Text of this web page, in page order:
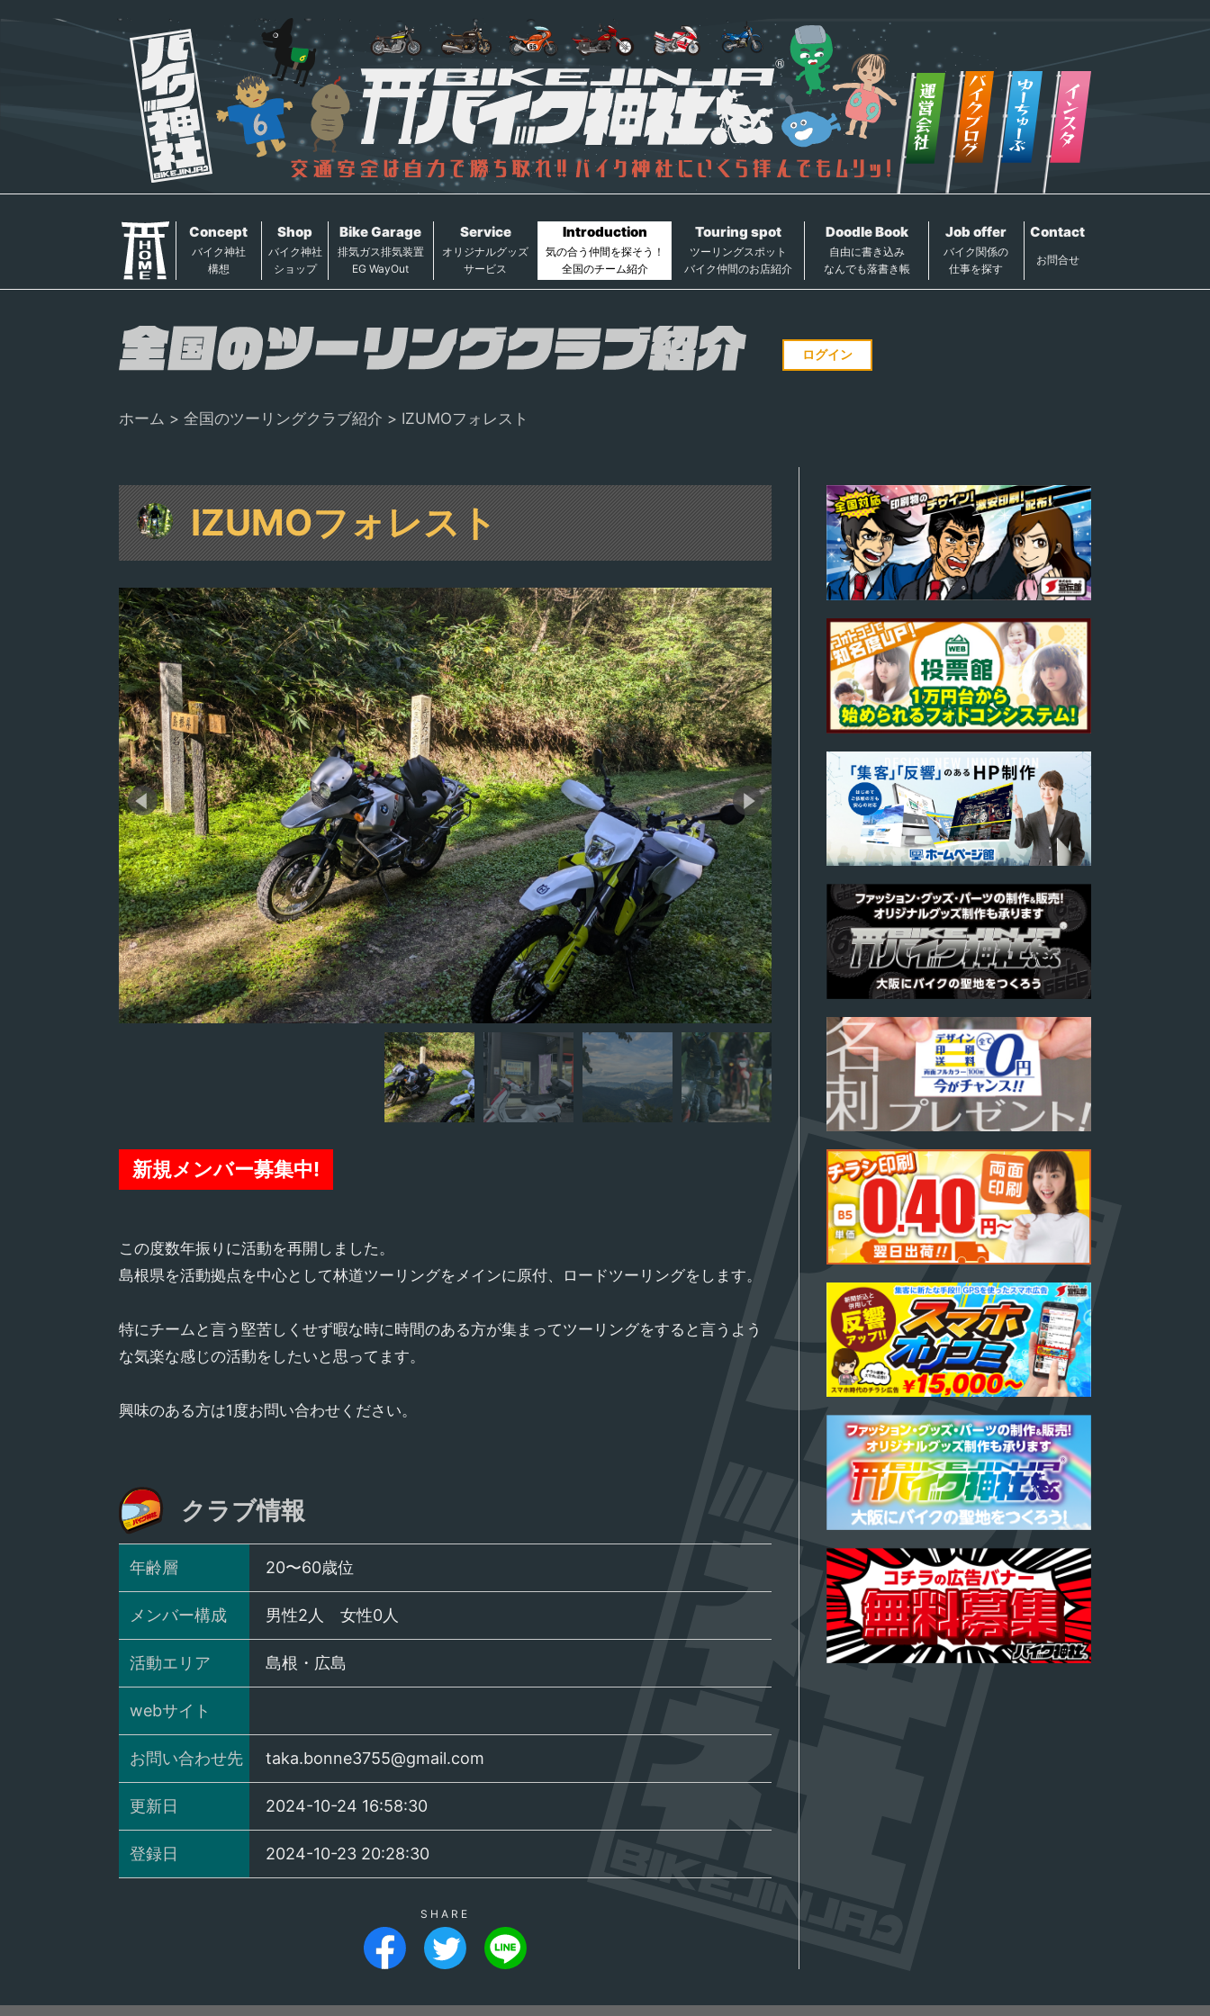
Concept
バイク神社
構想
Shop
バイク神社
ショップ
Bike Garage
排気ガス排気装置
EG WayOut
Service
オリジナルグッズ
サービス
Introduction
気の合う仲間を探そう！
全国のチーム紹介
Touring spot
ツーリングスポット
バイク仲間のお店紹介
Doodle Book
自由に書き込み
なんでも落書き帳
Job offer
バイク関係の
仕事を探す
Contact
お問合せ
ログイン
ホーム > 全国のツーリングクラブ紹介 > IZUMOフォレスト
IZUMOフォレスト
新規メンバー募集中!
この度数年振りに活動を再開しました。
島根県を活動拠点を中心として林道ツーリングをメインに原付、ロードツーリングをします。
特にチームと言う堅苦しくせず暇な時に時間のある方が集まってツーリングをすると言うよう
な気楽な感じの活動をしたいと思ってます。
クラブ情報
年齢層 20〜60歳位
メンバー構成 男性2人 女性0人
活動エリア 島根・広島
webサイト
お問い合わせ先 taka.bonne3755@gmail.com
更新日 2024-10-24 16:58:30
登録日 2024-10-23 20:28:30
SHARE